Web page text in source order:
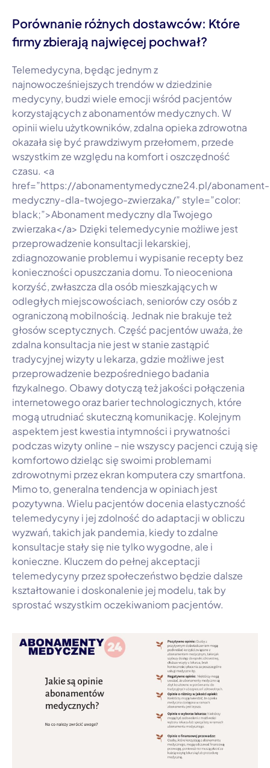
Porównanie różnych dostawców: Które
firmy zbierają najwięcej pochwał?
Telemedycyna, będąc jednym z
najnowocześniejszych trendów w dziedzinie
medycyny, budzi wiele emocji wśród pacjentów
korzystających z abonamentów medycznych. W
opinii wielu użytkowników, zdalna opieka zdrowotna
okazała się być prawdziwym przełomem, przede
wszystkim ze względu na komfort i oszczędność
czasu. <a
href=”https://abonamentymedyczne24.pl/abonament-
medyczny-dla-twojego-zwierzaka/” style=”color:
black;”>Abonament medyczny dla Twojego
zwierzaka</a> Dzięki telemedycynie możliwe jest
przeprowadzenie konsultacji lekarskiej,
zdiagnozowanie problemu i wypisanie recepty bez
konieczności opuszczania domu. To nieoceniona
korzyść, zwłaszcza dla osób mieszkających w
odległych miejscowościach, seniorów czy osób z
ograniczoną mobilnością. Jednak nie brakuje też
głosów sceptycznych. Część pacjentów uważa, że
zdalna konsultacja nie jest w stanie zastąpić
tradycyjnej wizyty u lekarza, gdzie możliwe jest
przeprowadzenie bezpośredniego badania
fizykalnego. Obawy dotyczą też jakości połączenia
internetowego oraz barier technologicznych, które
mogą utrudniać skuteczną komunikację. Kolejnym
aspektem jest kwestia intymności i prywatności
podczas wizyty online – nie wszyscy pacjenci czują się
komfortowo dzieląc się swoimi problemami
zdrowotnymi przez ekran komputera czy smartfona.
Mimo to, generalna tendencja w opiniach jest
pozytywna. Wielu pacjentów docenia elastyczność
telemedycyny i jej zdolność do adaptacji w obliczu
wyzwań, takich jak pandemia, kiedy to zdalne
konsultacje stały się nie tylko wygodne, ale i
konieczne. Kluczem do pełnej akceptacji
telemedycyny przez społeczeństwo będzie dalsze
kształtowanie i doskonalenie jej modelu, tak by
sprostać wszystkim oczekiwaniom pacjentów.